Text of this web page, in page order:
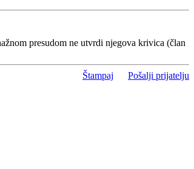
presudom ne utvrdi njegova krivica (član
Štampaj Pošalji prijatelju